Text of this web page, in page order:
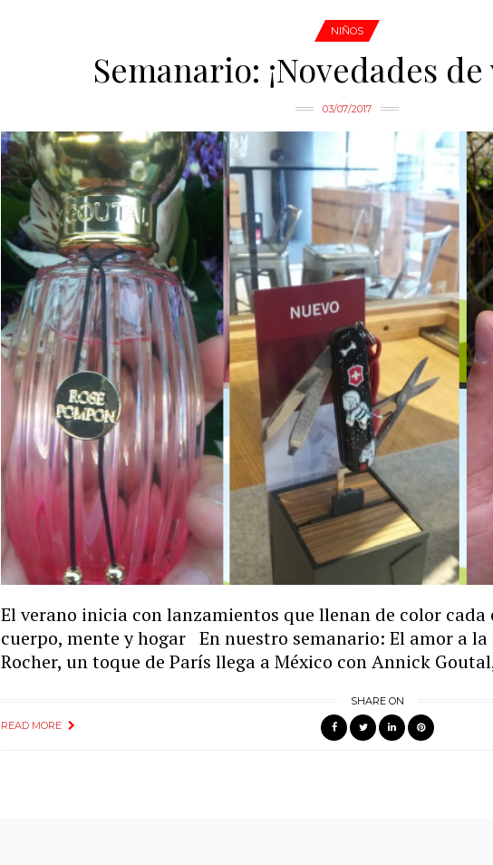
NIÑOS
Semanario: ¡Novedades
03/07/2017
El verano inicia con lanzamientos que llenan de color cada
cuerpo, mente y hogar En nuestro semanario: El amor a la
Rocher, un toque de París llega a México con Annick
READ MORE
SHARE ON